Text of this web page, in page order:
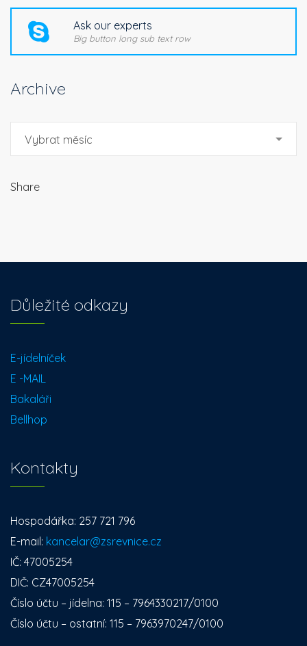
Ask our experts
Big button long sub text row
Archive
Vybrat měsíc
Share
Důležité odkazy
E-jídelníček
E -MAIL
Bakaláři
Bellhop
Kontakty
Hospodářka: 257 721 796
E-mail: kancelar@zsrevnice.cz
IČ: 47005254
DIČ: CZ47005254
Číslo účtu – jídelna: 115 – 7964330217/0100
Číslo účtu – ostatní: 115 – 7963970247/0100